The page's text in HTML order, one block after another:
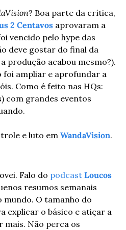
? Boa parte da crítica,
2 Centavos aprovaram a
vencido pelo hype das
deve gostar do final da
produção acabou mesmo?).
ampliar e aprofundar a
Como é feito nas HQs:
com grandes eventos
e luto em WandaVision.
Falo do podcast Loucos
resumos semanais
mundo. O tamanho do
explicar o básico e atiçar a
mais. Não perca os